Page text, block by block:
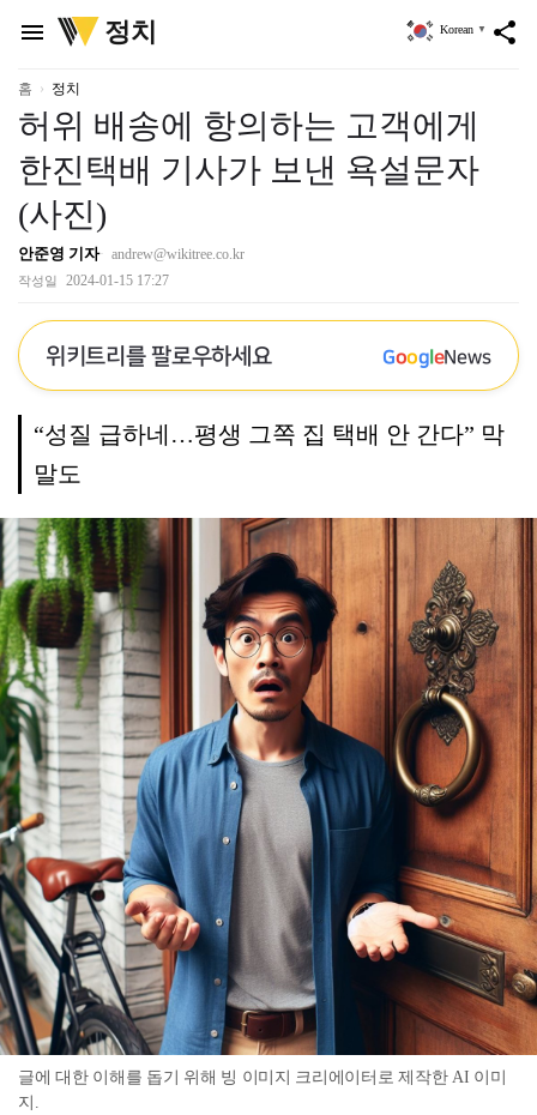
menu
위
키
정치 share
Korean ▼
홈 정치
허위 배송에 항의하는 고객에게
한진택배 기사가 보낸 욕설문자
(사진)
안준영 기자 andrew@wikitree.co.kr
작성일 2024-01-15 17:27
위키트리를 팔로우하세요 GoogleNews
“성질 급하네…평생 그쪽 집 택배 안 간다” 막
말도
글에 대한 이해를 돕기 위해 빙 이미지 크리에이터로 제작한 AI 이미
지.